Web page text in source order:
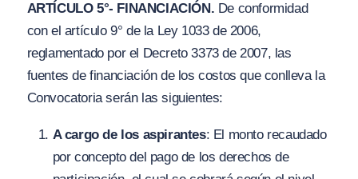
ARTÍCULO 5°- FINANCIACIÓN. De conformidad
con el artículo 9° de la Ley 1033 de 2006,
reglamentado por el Decreto 3373 de 2007, las
fuentes de financiación de los costos que conlleva la
Convocatoria serán las siguientes:
A cargo de los aspirantes: El monto recaudado
por concepto del pago de los derechos de